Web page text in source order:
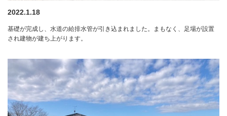
2022.1.18
基礎が完成し、水道の給排水管が引き込まれました。まもなく、足場が設置
され建物が建ち上がります。